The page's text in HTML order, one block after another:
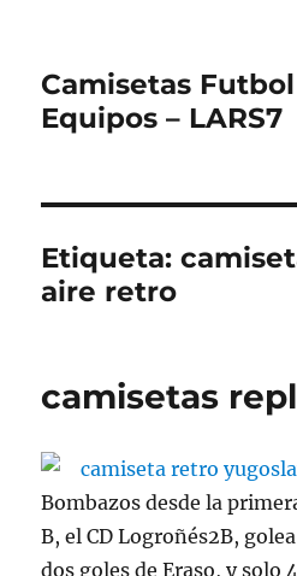
Camisetas
Equipos – LARS7
Etiqueta:
aire retro
camisetas
Bombazos desde la
B, el CD Logroñés2B,
dos goles de Eraso, y solo